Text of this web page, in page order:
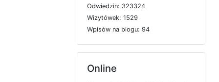
Odwiedzin: 323324
Wizytówek: 1529
Wpisów na blogu: 94
Online